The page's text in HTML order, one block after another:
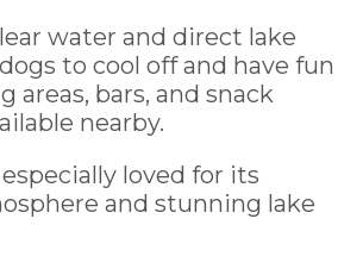
water and direct lake
to cool off and have fun
areas, bars, and snack
nearby.
loved for its
and stunning lake